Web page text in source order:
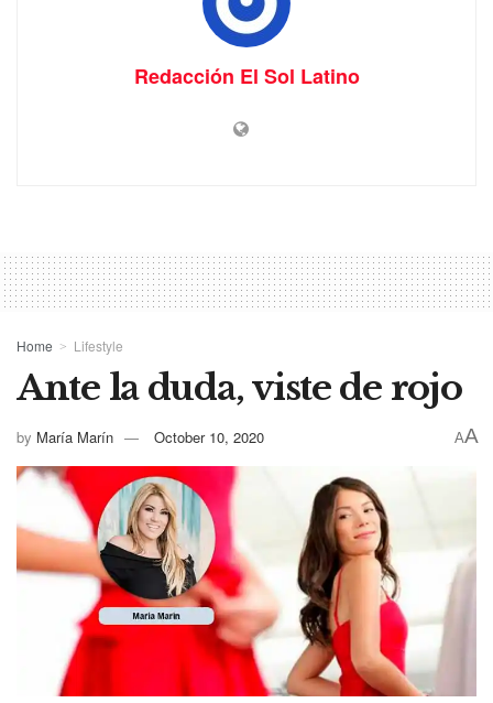
Redacción El Sol Latino
Home Lifestyle
Ante la duda, viste de rojo
by María Marín October 10, 2020 AA